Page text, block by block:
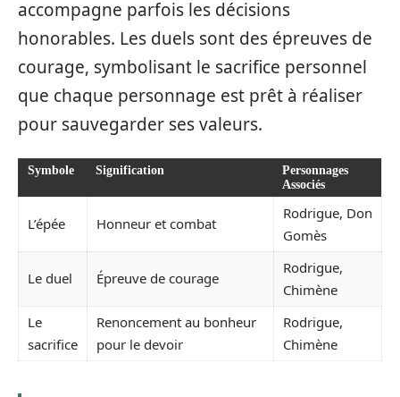
accompagne parfois les décisions
honorables. Les duels sont des épreuves de
courage, symbolisant le sacrifice personnel
que chaque personnage est prêt à réaliser
pour sauvegarder ses valeurs.
Symbole Signification
Personnages
Associés
L’épée Honneur et combat
Rodrigue, Don
Gomès
Le duel Épreuve de courage
Rodrigue,
Chimène
Le
sacrifice
Renoncement au bonheur
pour le devoir
Rodrigue,
Chimène